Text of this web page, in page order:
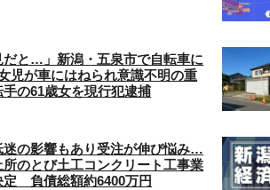
だと…」新潟・五泉市で自転車に
児が車にはねられ意識不明の重
の61歳女を現行犯逮捕
迷の影響もあり受注が伸び悩み…
のとび土工コンクリート工事業
定 負債総額約6400万円